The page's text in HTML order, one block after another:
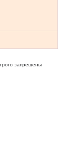
запрещены